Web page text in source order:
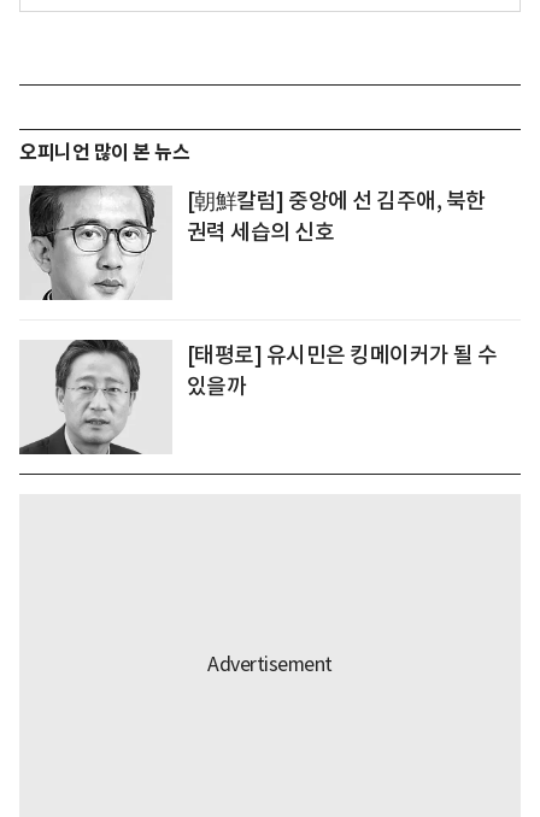
오피니언 많이 본 뉴스
[朝鮮칼럼] 중앙에 선 김주애, 북한
권력 세습의 신호
[태평로] 유시민은 킹메이커가 될 수
있을까